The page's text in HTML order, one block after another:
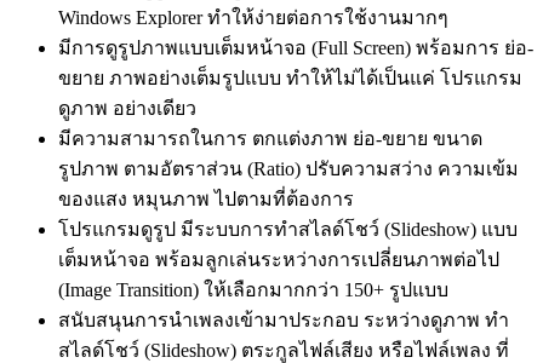
Windows Explorer ทำให้ง่ายต่อการใช้งานมากๆ
มีการดูรูปภาพแบบเต็มหน้าจอ (Full Screen) พร้อมการ ย่อ-
ขยาย ภาพอย่างเต็มรูปแบบ ทำให้ไม่ได้เป็นแค่ โปรแกรม
ดูภาพ อย่างเดียว
มีความสามารถในการ ตกแต่งภาพ ย่อ-ขยาย ขนาด
รูปภาพ ตามอัตราส่วน (Ratio) ปรับความสว่าง ความเข้ม
ของแสง หมุนภาพ ไปตามที่ต้องการ
โปรแกรมดูรูป มีระบบการทำสไลด์โชว์ (Slideshow) แบบ
เต็มหน้าจอ พร้อมลูกเล่นระหว่างการเปลี่ยนภาพต่อไป
(Image Transition) ให้เลือกมากกว่า 150+ รูปแบบ
สนับสนุนการนำเพลงเข้ามาประกอบ ระหว่างดูภาพ ทำ
สไลด์โชว์ (Slideshow) ตระกูลไฟล์เสียง หรือไฟล์เพลง ที่